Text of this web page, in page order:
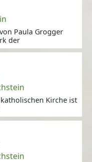
Paula Grogger
der
Kirche ist